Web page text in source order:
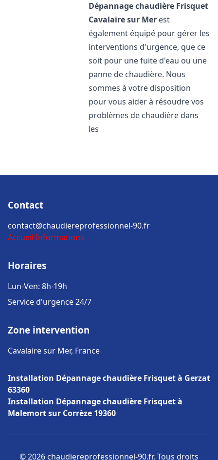
Dépannage chaudière Frisquet
Cavalaire sur Mer est
également équipé pour gérer les
interventions d'urgence, que ce
soit pour une fuite d'eau ou une
panne de chaudière. Nous
sommes à votre disposition
pour vous aider à résoudre vos
problèmes de chaudière dans
les
Contact
contact@chaudiereprofessionnel-90.fr
Accueil Informations
Horaires
Lun-Ven: 8h-19h
Service d'urgence 24/7
Zone intervention
Cavalaire sur Mer, France
Installation Dépannage chaudière Frisquet à Gerzat
63360
Installation Dépannage chaudière Frisquet à
Malemort sur Corrèze 19360
© 2026 chaudiereprofessionnel-90.fr. Tous droits